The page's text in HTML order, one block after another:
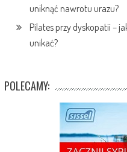
uniknąć nawrotu urazu?
Pilates przy dyskopatii –
unikać?
POLECAMY: